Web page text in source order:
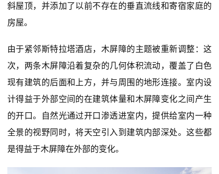
斜屋顶，并添加了以前不存在的垂直流线和寄宿家庭的
房屋。
由于紧邻斯特拉塔酒店，木屏障的主题被重新调整：这
次，两条木屏障沿着复杂的几何体积流动，覆盖了白色
现有建筑的后面和上方，并与周围的地形连接。室内设
计得益于外部空间的在建筑体量和木屏障变化之间产生
的开口。自然光通过开口渗透进室内，提供给室内一种
全景的视野同时，将天空引入到建筑内部深处。这些都
是得益于木屏障在外部的变化。